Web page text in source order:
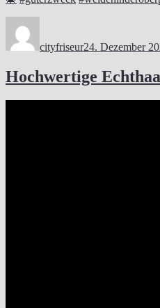
cityfriseur24. Dezember
Hochwertige